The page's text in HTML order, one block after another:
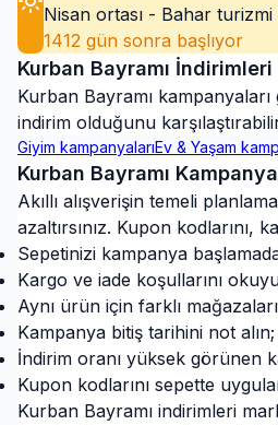
Nisan ortası - Bahar turizmi
1412 gün sonra başlıyor
Kurban Bayramı İndirimleri
Kurban Bayramı
indirim olduğunu
Giyim kampanyalarıEv & Yaşam
Kurban Bayramı
Akıllı alışverişin temeli
azaltırsınız. Kupon
Sepetinizi kampanya
Kargo ve iade koşullarını
Aynı ürün için farklı
Kampanya bitiş tarihini not
İndirim oranı yüksek görünen
Kupon kodlarını sepette
Kurban Bayramı indirimleri